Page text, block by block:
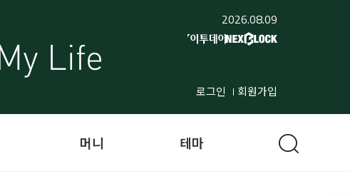
2026.08.09
로그인 회원가입
머니 테마